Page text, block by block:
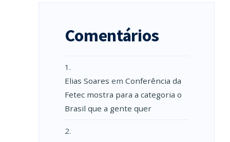
Comentários
Elias Soares em Conferência da
Fetec mostra para a categoria o
Brasil que a gente quer